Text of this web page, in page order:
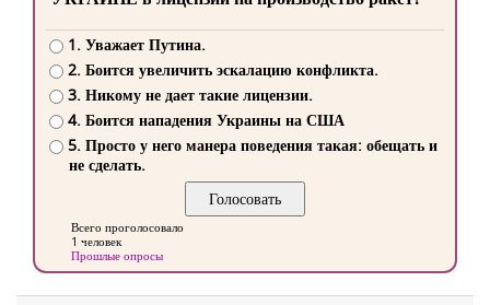
1. Уважает Путина.
2. Боится увеличить эскалацию конфликта.
3. Никому не дает такие лицензии.
4. Боится нападения Украины на США
5. Просто у него манера поведения такая: обещать и
не сделать.
Всего проголосовало
1 человек
Прошлые опросы